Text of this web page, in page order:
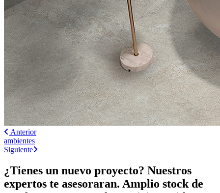
Anterior
ambientes
Siguiente
¿Tienes un nuevo proyecto? Nuestros
expertos te asesoraran. Amplio stock de